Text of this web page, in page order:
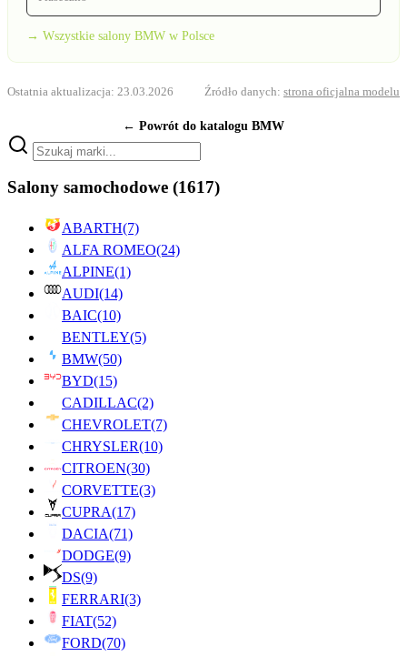
→ Wszystkie salony BMW w Polsce
Ostatnia aktualizacja: 23.03.2026 Źródło danych: strona oficjalna modelu
← Powrót do katalogu BMW
Salony samochodowe (1617)
ABARTH(7)
ALFA ROMEO(24)
ALPINE(1)
AUDI(14)
BAIC(10)
BENTLEY(5)
BMW(50)
BYD(15)
CADILLAC(2)
CHEVROLET(7)
CHRYSLER(10)
CITROEN(30)
CORVETTE(3)
CUPRA(17)
DACIA(71)
DODGE(9)
DS(9)
FERRARI(3)
FIAT(52)
FORD(70)